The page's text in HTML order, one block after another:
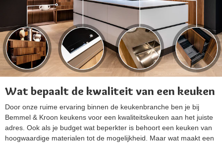
Wat bepaalt de kwaliteit van een keuken
Door onze ruime ervaring binnen de keukenbranche ben je bij
Bemmel & Kroon keukens voor een kwaliteitskeuken aan het juiste
adres. Ook als je budget wat beperkter is behoort een keuken van
hoogwaardige materialen tot de mogelijkheid. Maar wat maakt een